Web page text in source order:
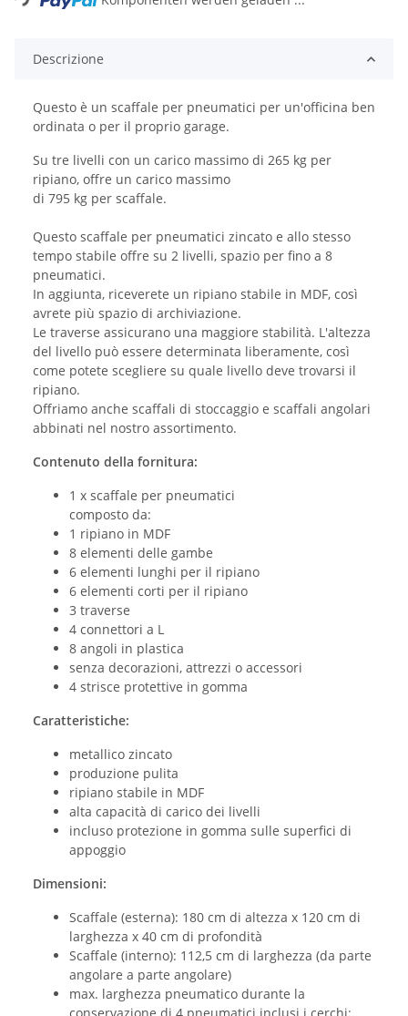
Descrizione
Questo è un scaffale per pneumatici per un'officina ben
ordinata o per il proprio garage.
Su tre livelli con un carico massimo di 265 kg per
ripiano, offre un carico massimo
di 795 kg per scaffale.
Questo scaffale per pneumatici zincato e allo stesso
tempo stabile offre su 2 livelli, spazio per fino a 8
pneumatici.
In aggiunta, riceverete un ripiano stabile in MDF, così
avrete più spazio di archiviazione.
Le traverse assicurano una maggiore stabilità. L'altezza
del livello può essere determinata liberamente, così
come potete scegliere su quale livello deve trovarsi il
ripiano.
Offriamo anche scaffali di stoccaggio e scaffali angolari
abbinati nel nostro assortimento.
Contenuto della fornitura:
1 x scaffale per pneumatici
composto da:
1 ripiano in MDF
8 elementi delle gambe
6 elementi lunghi per il ripiano
6 elementi corti per il ripiano
3 traverse
4 connettori a L
8 angoli in plastica
senza decorazioni, attrezzi o accessori
4 strisce protettive in gomma
Caratteristiche:
metallico zincato
produzione pulita
ripiano stabile in MDF
alta capacità di carico dei livelli
incluso protezione in gomma sulle superfici di
appoggio
Dimensioni:
Scaffale (esterna): 180 cm di altezza x 120 cm di
larghezza x 40 cm di profondità
Scaffale (interno): 112,5 cm di larghezza (da parte
angolare a parte angolare)
max. larghezza pneumatico durante la